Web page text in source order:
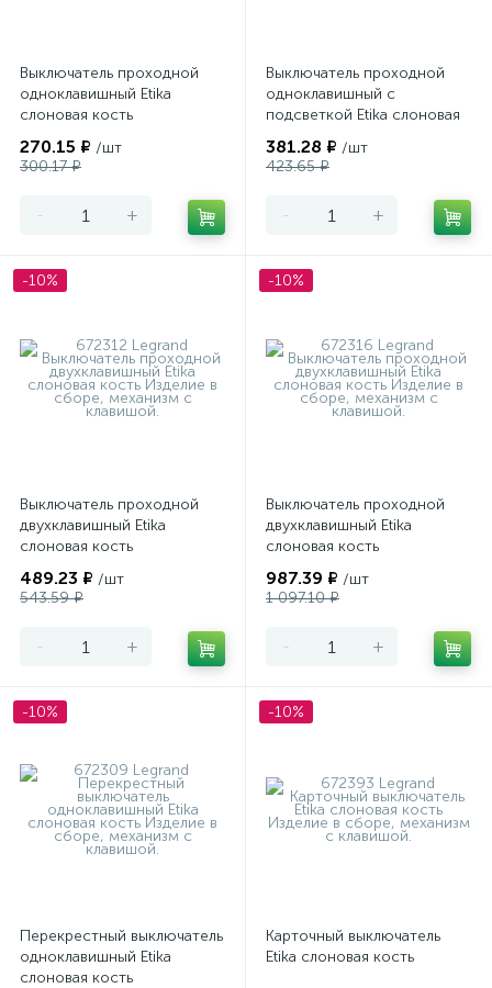
Выключатель проходной
одноклавишный Etika
слоновая кость
270.15 ₽ /шт
300.17 ₽
- +
Выключатель проходной
одноклавишный с
подсветкой Etika слоновая
381.28 ₽ /шт
423.65 ₽
- +
-10%
Выключатель проходной
двухклавишный Etika
слоновая кость
489.23 ₽ /шт
543.59 ₽
- +
-10%
Выключатель проходной
двухклавишный Etika
слоновая кость
987.39 ₽ /шт
1 097.10 ₽
- +
-10%
Перекрестный выключатель
одноклавишный Etika
слоновая кость
-10%
Карточный выключатель
Etika слоновая кость